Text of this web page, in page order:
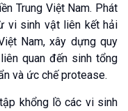
Trung Việt Nam. Phát
vi sinh vật liên kết hải
Nam, xây dựng quy
quan đến sinh tổng
và ức chế protease.
khổng lồ các vi sinh